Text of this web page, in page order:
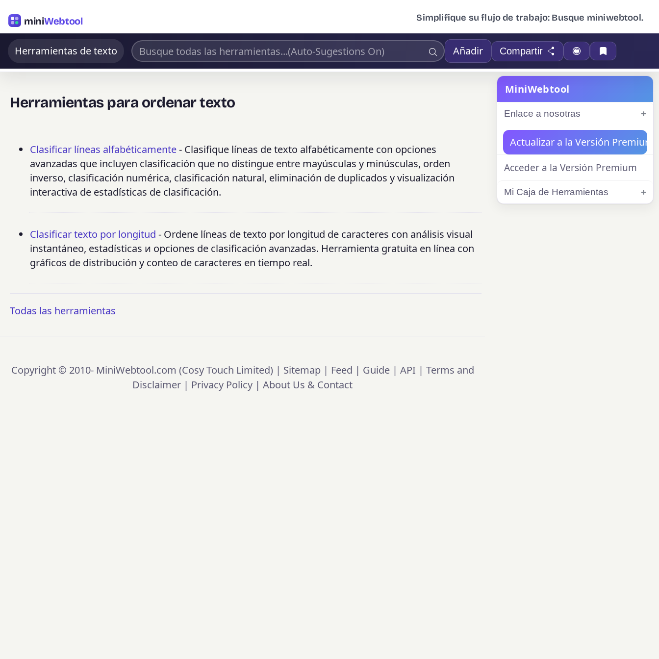
miniWebtool Simplifique su flujo de trabajo: Busque miniwebtool.
Herramientas de texto Añadir Compartir
Herramientas para ordenar texto
Clasificar líneas alfabéticamente- Clasifique líneas de texto alfabéticamente con opciones
avanzadas que incluyen clasificación que no distingue entre mayúsculas y minúsculas, orden
inverso, clasificación numérica, clasificación natural, eliminación de duplicados y visualización
interactiva de estadísticas de clasificación.
Clasificar texto por longitud - Ordene líneas de texto por longitud de caracteres con análisis visual
instantáneo, estadísticas и opciones de clasificación avanzadas. Herramienta gratuita en línea con
gráficos de distribución y conteo de caracteres en tiempo real.
Todas las herramientas
MiniWebtool
Enlace a nosotras
Actualizar a la Versión Premium
Acceder a la Versión Premium
Mi Caja de Herramientas
Copyright © 2010-MiniWebtool.com (Cosy Touch Limited) | Sitemap| Feed | Guide| API | Terms and
Disclaimer | Privacy Policy | About Us & Contact